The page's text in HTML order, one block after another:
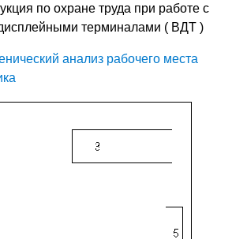
по охране труда при работе с
терминалами ( ВДТ )
анализ рабочего места